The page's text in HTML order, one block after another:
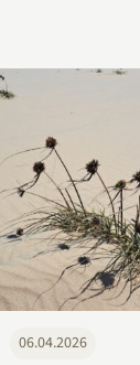
06.04.2026